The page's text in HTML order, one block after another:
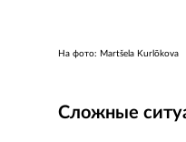
На фото: Martšela Kurlõkova
Сложные